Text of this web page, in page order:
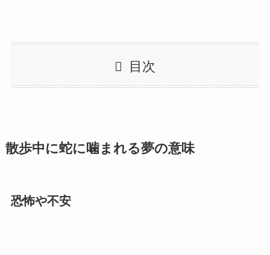
目次
散歩中に蛇に噛まれる夢の意味
恐怖や不安